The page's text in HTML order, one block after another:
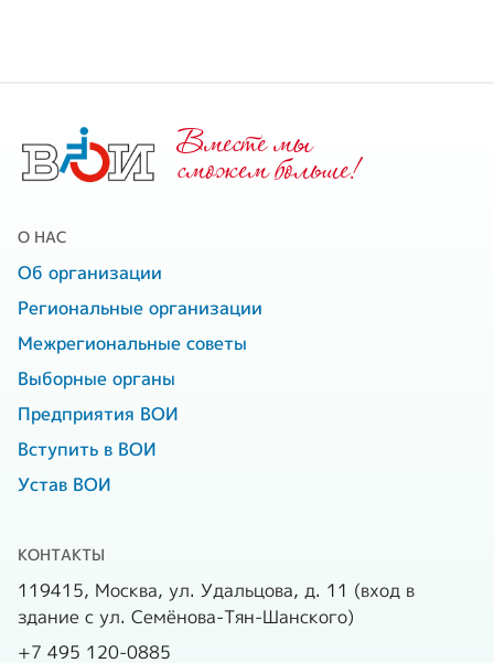
Вместе мы
cможем больше!
О НАС
Об организации
Региональные организации
Межрегиональные советы
Выборные органы
Предприятия ВОИ
Вступить в ВОИ
Устав ВОИ
КОНТАКТЫ
119415, Москва, ул. Удальцова, д. 11 (вход в
здание с ул. Семёнова-Тян-Шанского)
+7 495 120-0885